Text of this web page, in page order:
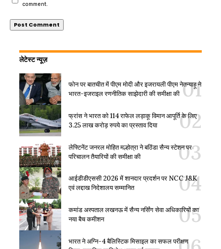
comment.
लेटेस्ट न्यूज़
फोन पर बातचीत में पीएम मोदी और इजरायली पीएम नेतन्याहू ने
भारत-इजराइल रणनीतिक साझेदारी की समीक्षा की
फ्रांस ने भारत को 114 राफेल लड़ाकू विमान आपूर्ति के लिए
3.25 लाख करोड़ रुपये का प्रस्ताव दिया
लेफ्टिनेंट जनरल मोहित मल्होत्रा ने बठिंडा सैन्य स्टेशन पर
परिचालन तैयारियों की समीक्षा की
आईडीडीएससी 2026 में शानदार प्रदर्शन पर NCC J&K
एवं लद्दाख निदेशालय सम्मानित
कमांड अस्पताल लखनऊ में सैन्य नर्सिंग सेवा अधिकारियों का
नया बैच कमीशन
भारत ने अग्नि-4 बैलिस्टिक मिसाइल का सफल परीक्षण